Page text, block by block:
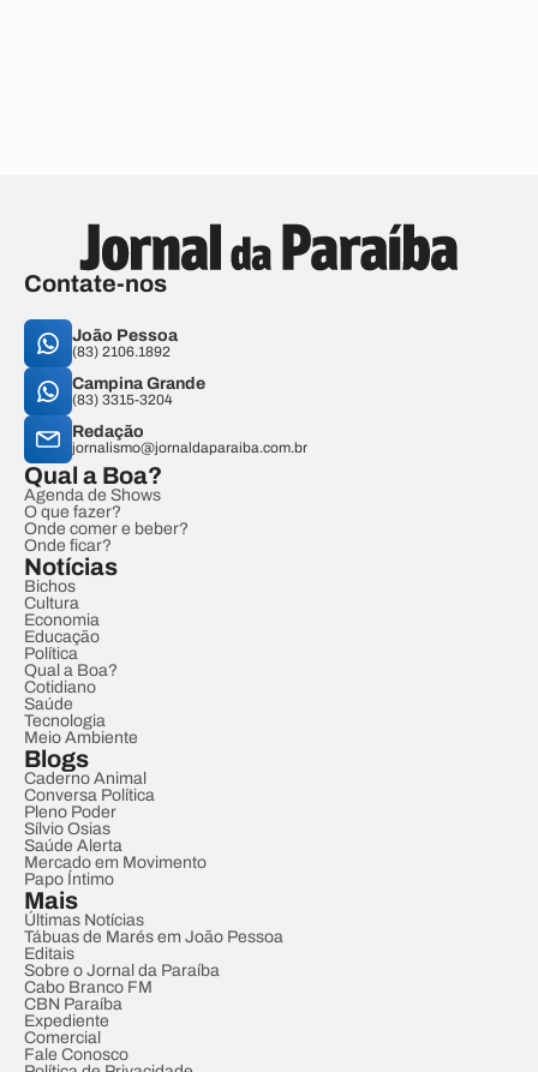
Contate-nos
João Pessoa
(83) 2106.1892
Campina Grande
(83) 3315-3204
Redação
jornalismo@jornaldaparaiba.com.br
Qual a Boa?
Agenda de Shows
O que fazer?
Onde comer e beber?
Onde ficar?
Notícias
Bichos
Cultura
Economia
Educação
Política
Qual a Boa?
Cotidiano
Saúde
Tecnologia
Meio Ambiente
Blogs
Caderno Animal
Conversa Política
Pleno Poder
Sílvio Osias
Saúde Alerta
Mercado em Movimento
Papo Íntimo
Mais
Últimas Notícias
Tábuas de Marés em João Pessoa
Editais
Sobre o Jornal da Paraíba
Cabo Branco FM
CBN Paraíba
Expediente
Comercial
Fale Conosco